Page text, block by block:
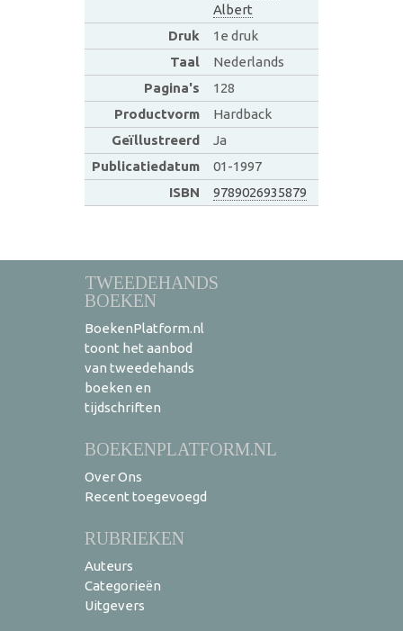
Albert
Druk
1e druk
Taal
Nederlands
Pagina's
128
Productvorm
Hardback
Geïllustreerd
Ja
Publicatiedatum
01-1997
ISBN
9789026935879
TWEEDEHANDS
BOEKEN
BoekenPlatform.nl
toont het aanbod
van tweedehands
boeken en
tijdschriften
BOEKENPLATFORM.NL
Over Ons
Recent toegevoegd
RUBRIEKEN
Auteurs
Categorieën
Uitgevers